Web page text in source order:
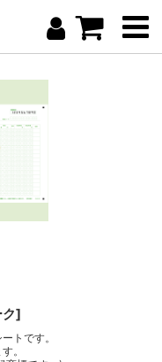
ク]
トです。
。